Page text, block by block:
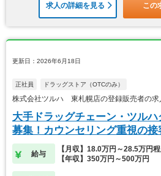
求人の詳細を見る この
更新日：2026年6月18日
正社員 ドラッグストア（OTCのみ）
株式会社ツルハ 東札幌店の登録販売者の求
大手ドラッグチェーン・ツル
募集！カウンセリング重視の
給与
【月収】18.0万円～28.5万円
【年収】350万円～500万円